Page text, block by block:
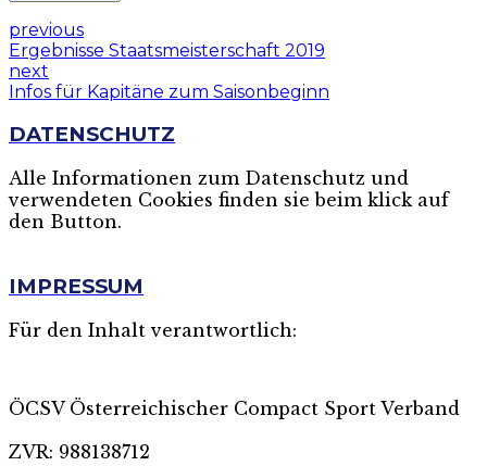
previous
Ergebnisse Staatsmeisterschaft 2019
next
Infos für Kapitäne zum Saisonbeginn
DATENSCHUTZ
Alle Informationen zum Datenschutz und
verwendeten Cookies finden sie beim klick auf
den Button.
IMPRESSUM
Für den Inhalt verantwortlich:
ÖCSV Österreichischer Compact Sport Verband
ZVR: 988138712